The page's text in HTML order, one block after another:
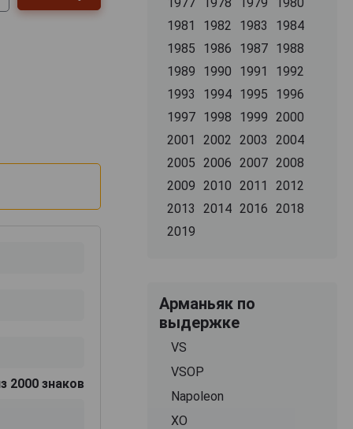
2000 знаков
1981
1982 1983
1984
1985
1986 1987 1988
1989
1990 1991
1992
1993
1994 1995
1996
1997 1998 1999
2000
2001
2002 2003
2004
2005
2006 2007 2008
2009
2010 2011
2012
2013
2014 2016
2018
2019
Арманьяк по
выдержке
VS
VSOP
Napoleon
XO